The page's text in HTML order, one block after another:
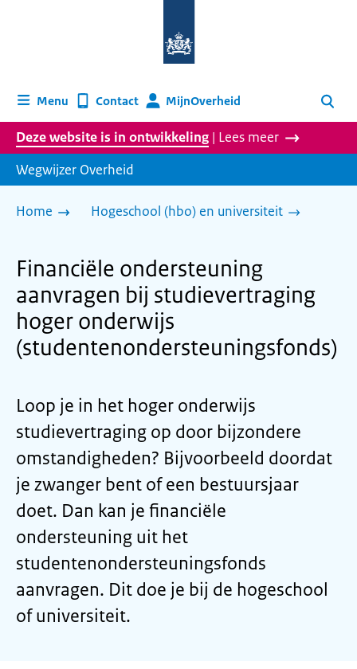
homepage
Menu Contact MijnOverheid Zoeken
Deze website is in ontwikkeling | Lees meer
Wegwijzer Overheid
Home Hogeschool (hbo) en universiteit
Financiële ondersteuning
aanvragen bij studievertraging
hoger onderwijs
(studentenondersteuningsfonds)
Loop je in het hoger onderwijs
studievertraging op door bijzondere
omstandigheden? Bijvoorbeeld doordat
je zwanger bent of een bestuursjaar
doet. Dan kan je financiële
ondersteuning uit het
studentenondersteuningsfonds
aanvragen. Dit doe je bij de hogeschool
of universiteit.